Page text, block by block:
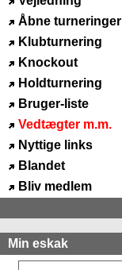
Åbne turneringer
Klubturnering
Knockout
Holdturnering
Bruger-liste
Vedtægter m.m.
Nyttige links
Blandet
Bliv medlem
Min eskak